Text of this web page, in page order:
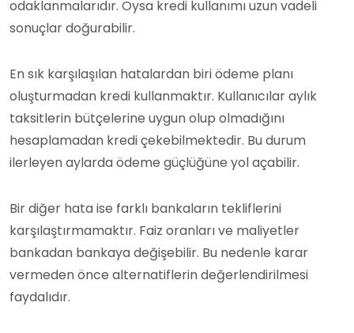
odaklanmalarıdır. Oysa kredi kullanımı uzun vadeli
sonuçlar doğurabilir.
En sık karşılaşılan hatalardan biri ödeme planı
oluşturmadan kredi kullanmaktır. Kullanıcılar aylık
taksitlerin bütçelerine uygun olup olmadığını
hesaplamadan kredi çekebilmektedir. Bu durum
ilerleyen aylarda ödeme güçlüğüne yol açabilir.
Bir diğer hata ise farklı bankaların tekliflerini
karşılaştırmamaktır. Faiz oranları ve maliyetler
bankadan bankaya değişebilir. Bu nedenle karar
vermeden önce alternatiflerin değerlendirilmesi
faydalıdır.